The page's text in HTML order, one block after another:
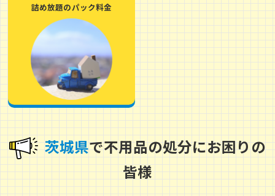
詰め放題のパック料金
茨城県で不用品の処分にお困りの
皆様